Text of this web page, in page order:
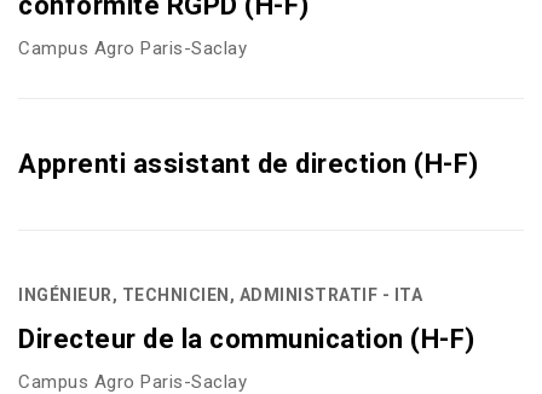
Campus Agro Paris-Saclay
Apprenti assistant de direction (H-F)
INGÉNIEUR, TECHNICIEN, ADMINISTRATIF - ITA
Directeur de la communication (H-F)
Campus Agro Paris-Saclay